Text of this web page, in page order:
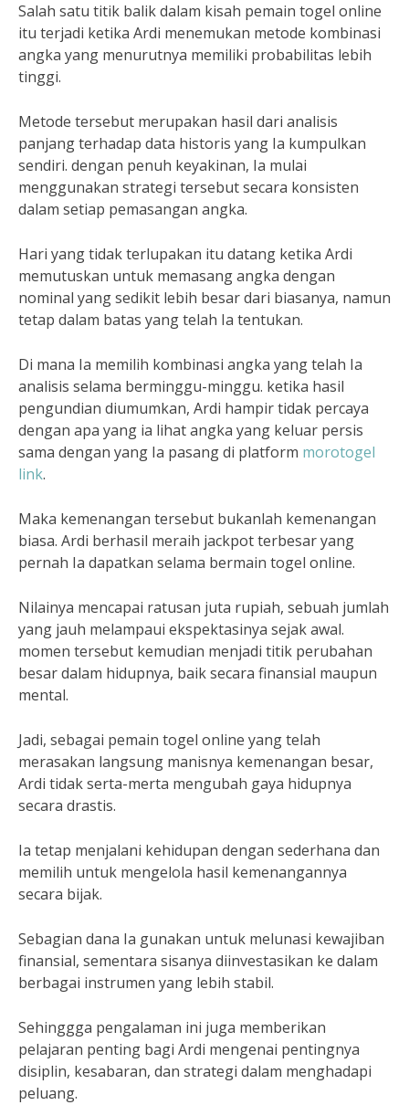
Salah satu titik balik dalam kisah pemain togel online
itu terjadi ketika Ardi menemukan metode kombinasi
angka yang menurutnya memiliki probabilitas lebih
tinggi.
Metode tersebut merupakan hasil dari analisis
panjang terhadap data historis yang Ia kumpulkan
sendiri. dengan penuh keyakinan, Ia mulai
menggunakan strategi tersebut secara konsisten
dalam setiap pemasangan angka.
Hari yang tidak terlupakan itu datang ketika Ardi
memutuskan untuk memasang angka dengan
nominal yang sedikit lebih besar dari biasanya, namun
tetap dalam batas yang telah Ia tentukan.
Di mana Ia memilih kombinasi angka yang telah Ia
analisis selama berminggu-minggu. ketika hasil
pengundian diumumkan, Ardi hampir tidak percaya
dengan apa yang ia lihat angka yang keluar persis
sama dengan yang Ia pasang di platform morotogel
link.
Maka kemenangan tersebut bukanlah kemenangan
biasa. Ardi berhasil meraih jackpot terbesar yang
pernah Ia dapatkan selama bermain togel online.
Nilainya mencapai ratusan juta rupiah, sebuah jumlah
yang jauh melampaui ekspektasinya sejak awal.
momen tersebut kemudian menjadi titik perubahan
besar dalam hidupnya, baik secara finansial maupun
mental.
Jadi, sebagai pemain togel online yang telah
merasakan langsung manisnya kemenangan besar,
Ardi tidak serta-merta mengubah gaya hidupnya
secara drastis.
Ia tetap menjalani kehidupan dengan sederhana dan
memilih untuk mengelola hasil kemenangannya
secara bijak.
Sebagian dana Ia gunakan untuk melunasi kewajiban
finansial, sementara sisanya diinvestasikan ke dalam
berbagai instrumen yang lebih stabil.
Sehinggga pengalaman ini juga memberikan
pelajaran penting bagi Ardi mengenai pentingnya
disiplin, kesabaran, dan strategi dalam menghadapi
peluang.